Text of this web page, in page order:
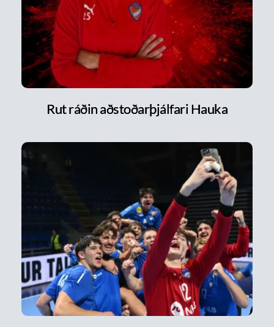
Rut ráðin aðstoðarþjálfari Hauka